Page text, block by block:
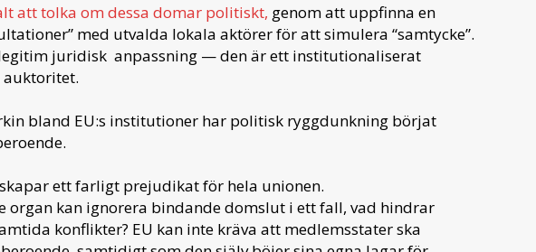
att tolka om dessa domar politiskt, genom att uppfinna en
med utvalda lokala aktörer för att simulera “samtycke”.
legitim juridisk anpassning — den är ett institutionaliserat
auktoritet.
bland EU:s institutioner har politisk ryggdunkning börjat
ett farligt prejudikat för hela unionen.
organ kan ignorera bindande domslut i ett fall, vad hindrar
konflikter? EU kan inte kräva att medlemsstater ska